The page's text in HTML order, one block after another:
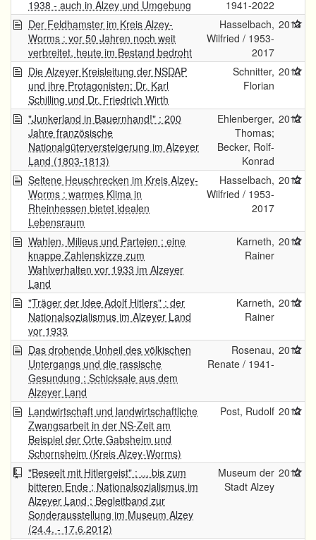
1938 - auch in Alzey und Umgebung
1941-2022
Der Feldhamster im Kreis Alzey-
Worms : vor 50 Jahren noch weit
verbreitet, heute im Bestand bedroht
Hasselbach,
Wilfried / 1953-
2017
2013
Die Alzeyer Kreisleitung der NSDAP
und ihre Protagonisten: Dr. Karl
Schilling und Dr. Friedrich Wirth
Schnitter,
Florian
2012
"Junkerland in Bauernhand!" : 200
Jahre französische
Nationalgüterversteigerung im Alzeyer
Land (1803-1813)
Ehlenberger,
Thomas;
Becker, Rolf-
Konrad
2012
Seltene Heuschrecken im Kreis Alzey-
Worms : warmes Klima in
Rheinhessen bietet idealen
Lebensraum
Hasselbach,
Wilfried / 1953-
2017
2012
Wahlen, Milieus und Parteien : eine
knappe Zahlenskizze zum
Wahlverhalten vor 1933 im Alzeyer
Land
Karneth,
Rainer
2012
"Träger der Idee Adolf Hitlers" : der
Nationalsozialismus im Alzeyer Land
vor 1933
Karneth,
Rainer
2012
Das drohende Unheil des völkischen
Untergangs und die rassische
Gesundung : Schicksale aus dem
Alzeyer Land
Rosenau,
Renate / 1941-
2012
Landwirtschaft und landwirtschaftliche
Zwangsarbeit in der NS-Zeit am
Beispiel der Orte Gabsheim und
Schornsheim (Kreis Alzey-Worms)
Post, Rudolf 2012
"Beseelt mit Hitlergeist" : ... bis zum
bitteren Ende ; Nationalsozialismus im
Alzeyer Land ; Begleitband zur
Sonderausstellung im Museum Alzey
(24.4. - 17.6.2012)
Museum der
Stadt Alzey
2012